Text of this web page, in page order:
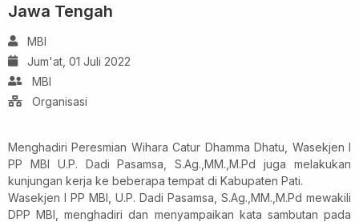
Jawa Tengah
MBI
Jum'at, 01 Juli 2022
MBI
Organisasi
Menghadiri Peresmian Wihara Catur Dhamma Dhatu, Wasekjen I
PP MBI U.P. Dadi Pasamsa, S.Ag.,MM.,M.Pd juga melakukan
kunjungan kerja ke beberapa tempat di Kabupaten Pati.
Wasekjen I PP MBI, U.P. Dadi Pasamsa, S.Ag.,MM.,M.Pd mewakili
DPP MBI, menghadiri dan menyampaikan kata sambutan pada